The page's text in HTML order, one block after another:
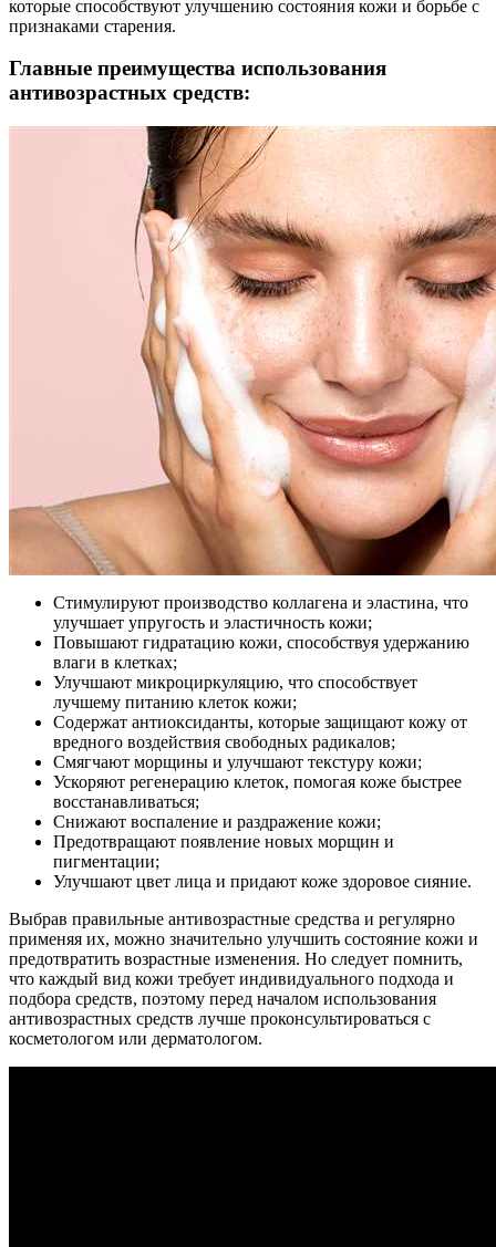
которые способствуют улучшению состояния кожи и борьбе с
признаками старения.
Главные преимущества использования
антивозрастных средств:
Стимулируют производство коллагена и эластина, что
улучшает упругость и эластичность кожи;
Повышают гидратацию кожи, способствуя удержанию
влаги в клетках;
Улучшают микроциркуляцию, что способствует
лучшему питанию клеток кожи;
Содержат антиоксиданты, которые защищают кожу от
вредного воздействия свободных радикалов;
Смягчают морщины и улучшают текстуру кожи;
Ускоряют регенерацию клеток, помогая коже быстрее
восстанавливаться;
Снижают воспаление и раздражение кожи;
Предотвращают появление новых морщин и
пигментации;
Улучшают цвет лица и придают коже здоровое сияние.
Выбрав правильные антивозрастные средства и регулярно
применяя их, можно значительно улучшить состояние кожи и
предотвратить возрастные изменения. Но следует помнить,
что каждый вид кожи требует индивидуального подхода и
подбора средств, поэтому перед началом использования
антивозрастных средств лучше проконсультироваться с
косметологом или дерматологом.